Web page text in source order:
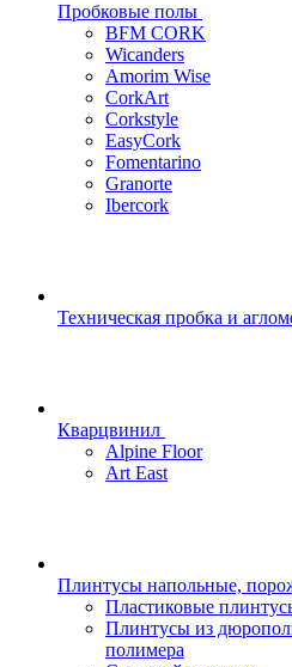
Пробковые полы
BFM CORK
Wicanders
Amorim Wise
CorkArt
Corkstyle
EasyCork
Fomentarino
Granorte
Ibercork
Техническая пробка и
Кварцвинил
Alpine Floor
Art East
Плинтусы напольные,
Пластиковые
Плинтусы из
полимера